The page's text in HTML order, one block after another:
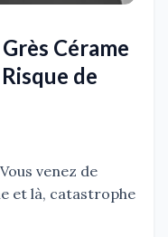
Cérame
de
venez de
et là, catastrophe